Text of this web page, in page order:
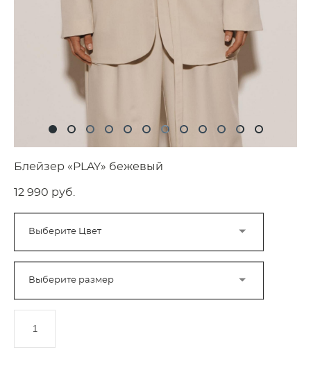
Блейзер «PLAY» бежевый
12 990 pуб.
Выберите Цвет
Выберите размер